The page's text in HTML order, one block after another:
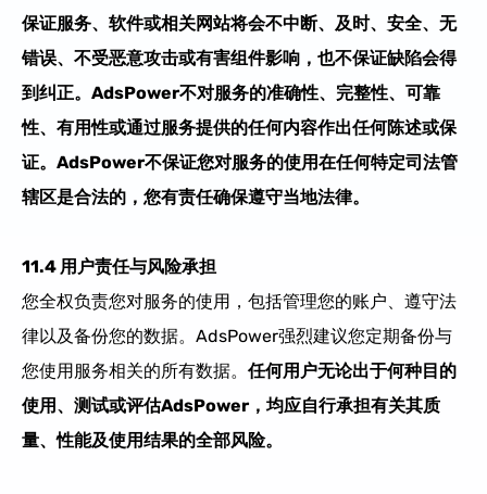
保证服务、软件或相关网站将会不中断、及时、安全、无
错误、不受恶意攻击或有害组件影响，也不保证缺陷会得
到纠正。AdsPower不对服务的准确性、完整性、可靠
性、有用性或通过服务提供的任何内容作出任何陈述或保
证。AdsPower不保证您对服务的使用在任何特定司法管
辖区是合法的，您有责任确保遵守当地法律。​​
11.4 用户责任与风险承担​
您全权负责您对服务的使用，包括管理您的账户、遵守法
律以及备份您的数据。AdsPower强烈建议您定期备份与
您使用服务相关的所有数据。 任何用户无论出于何种目的
使用、测试或评估AdsPower ， 均应自行承担有关其质
量、性能及使用结果的全部风险。​